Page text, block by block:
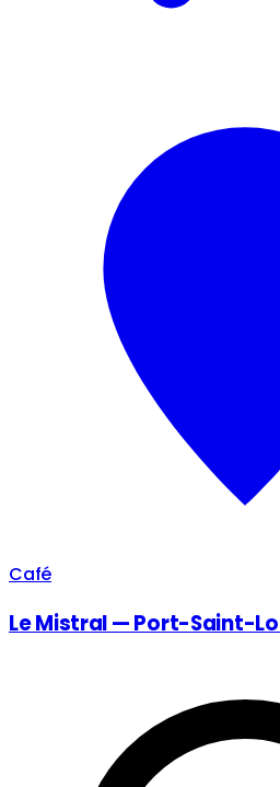
Café
Le Mistral — Port-Saint-